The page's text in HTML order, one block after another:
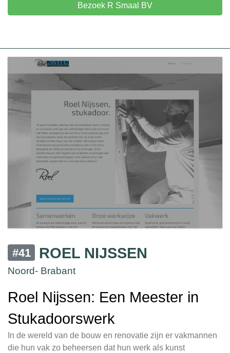
Bezoek R Smaal BV
#41 ROEL NIJSSEN
Noord- Brabant
Roel Nijssen: Een Meester in
Stukadoorswerk
In de wereld van de bouw en renovatie zijn er vakmannen
die hun vak zo beheersen dat hun werk als kunst